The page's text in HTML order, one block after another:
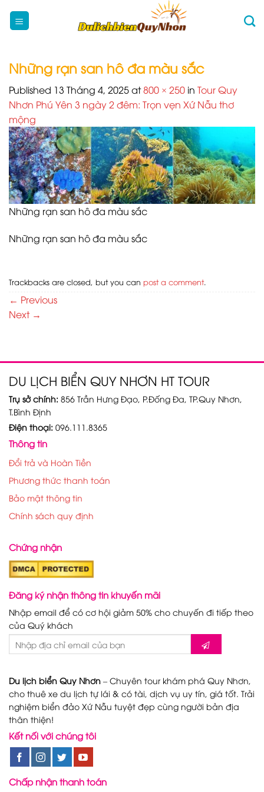
Những rạn san hô đa màu sắc
Published 13 Tháng 4, 2025at800 × 250 in Tour Quy
Nhơn Phú Yên 3 ngày 2 đêm: Trọn vẹn Xứ Nẫu thơ
mộng
Những rạn san hô đa màu sắc
Những rạn san hô đa màu sắc
Trackbacks are closed, but you can post a comment.
← Previous
Next →
DU LỊCH BIỂN QUY NHƠN HT TOUR
Trụ sở chính: 856 Trần Hưng Đạo, P.Đống Đa, TP.Quy Nhơn,
T.Bình Định
Điện thoại: 096.111.8365
Thông tin
Đổi trả và Hoàn Tiền
Phương thức thanh toán
Bảo mật thông tin
Chính sách quy định
Chứng nhận
Đăng ký nhận thông tin khuyến mãi
Nhập email để có cơ hội giảm 50% cho chuyến đi tiếp theo
của Quý khách
Du lịch biển Quy Nhơn – Chuyên tour khám phá Quy Nhơn,
cho thuê xe du lịch tự lái & có tài, dịch vụ uy tín, giá tốt. Trải
nghiệm biển đảo Xứ Nẫu tuyệt đẹp cùng người bản địa
thân thiện!
Kết nối với chúng tôi
Chấp nhận thanh toán